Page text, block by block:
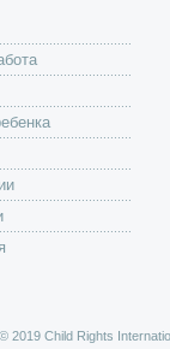
2019 Child Rights